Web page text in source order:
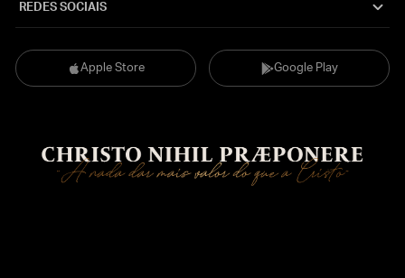
Apple Store Google Play
REDES SOCIAIS